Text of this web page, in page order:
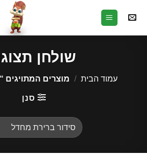
שולחן
עמוד הבית / מוצרים המתויגים
סנן